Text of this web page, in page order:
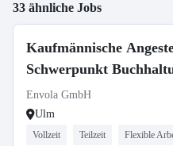
33 ähnliche Jobs
Kaufmännische
Schwerpunkt
Envola GmbH
Ulm
Vollzeit Teilzeit Flexible